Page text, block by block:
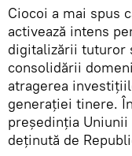
Ciocoi a mai spus
activează intens
digitalizării tuturor
consolidării
atragerea
generației tinere.
președinția Uniunii
deținută de